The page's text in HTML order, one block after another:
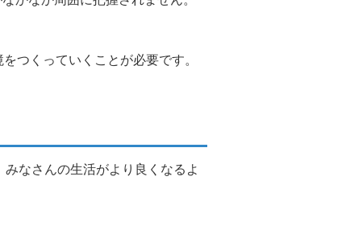
つくっていくことが必要です。
なさんの生活がより良くなるよ